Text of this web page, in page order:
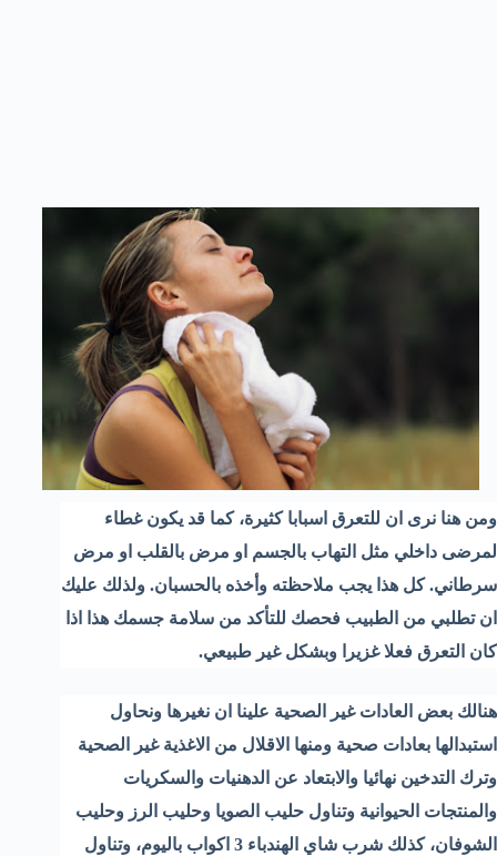
ومن هنا نرى ان للتعرق اسبابا كثيرة، كما قد يكون غطاء
لمرضى داخلي مثل التهاب بالجسم او مرض بالقلب او مرض
سرطاني. كل هذا يجب ملاحظته وأخذه بالحسبان. ولذلك عليك
ان تطلبي من الطبيب فحصك للتأكد من سلامة جسمك هذا اذا
كان التعرق فعلا غزيرا وبشكل غير طبيعي.
هنالك بعض العادات غير الصحية علينا ان نغيرها ونحاول
استبدالها بعادات صحية ومنها الاقلال من الاغذية غير الصحية
وترك التدخين نهائيا والابتعاد عن الدهنيات والسكريات
والمنتجات الحيوانية وتناول حليب الصويا وحليب الرز وحليب
الشوفان، كذلك شرب شاي الهندباء 3 اكواب باليوم، وتناول